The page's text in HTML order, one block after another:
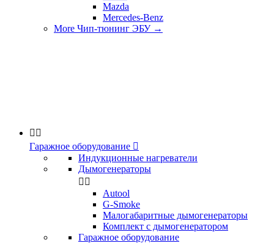
Mazda
Mercedes-Benz
More Чип-тюнинг ЭБУ →
 
Гаражное оборудование 
Индукционные нагреватели
Дымогенераторы
 
Аutool
G-Smoke
Малогабаритные дымогенераторы
Комплект с дымогенератором
Гаражное оборудование